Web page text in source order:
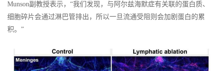
Munson副教授表示，“我们发现，与阿尔兹海默症有关联的蛋白质、
细胞碎片会通过淋巴管排出，所以一旦流通受阻则会加剧蛋白的累
积。”